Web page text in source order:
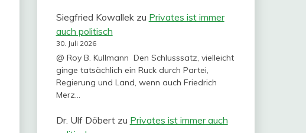
Siegfried Kowallekzu Privates ist immer
auch politisch
30. Juli 2026
@ Roy B. Kullmann Den Schlusssatz, vielleicht
ginge tatsächlich ein Ruck durch Partei,
Regierung und Land, wenn auch Friedrich
Merz…
Dr. Ulf Döbertzu Privates ist immer auch